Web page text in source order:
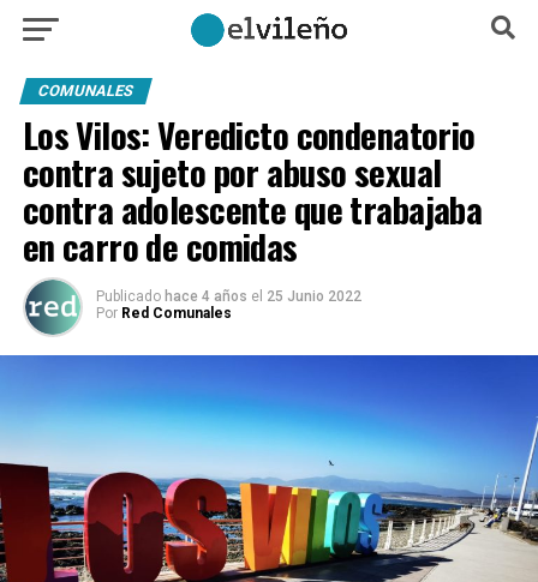
COMUNALES
Los Vilos: Veredicto condenatorio
contra sujeto por abuso sexual
contra adolescente que trabajaba
en carro de comidas
Publicado hace 4 años el 25 Junio 2022
Por Red Comunales